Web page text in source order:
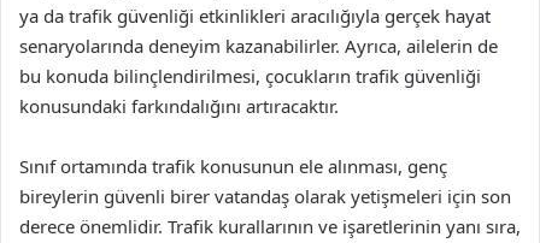
ya da trafik güvenliği etkinlikleri aracılığıyla gerçek hayat
senaryolarında deneyim kazanabilirler. Ayrıca, ailelerin de
bu konuda bilinçlendirilmesi, çocukların trafik güvenliği
konusundaki farkındalığını artıracaktır.
Sınıf ortamında trafik konusunun ele alınması, genç
bireylerin güvenli birer vatandaş olarak yetişmeleri için son
derece önemlidir. Trafik kurallarının ve işaretlerinin yanı sıra,